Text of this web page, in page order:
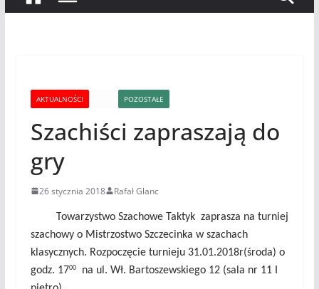
AKTUALNOŚCI POZOSTAŁE
Szachiści zapraszają do
gry
26 stycznia 2018 Rafał Glanc
owarzystwo Szachowe Taktyk zaprasza na turniej
szachowy o Mistrzostwo Szczecinka w szachach
klasycznych. Rozpoczęcie turnieju 31.01.2018r(środa) o
godz. 1700
na ul. Wł. Bartoszewskiego 12 (sala nr 11 I